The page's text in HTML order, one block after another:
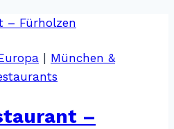
München &
–